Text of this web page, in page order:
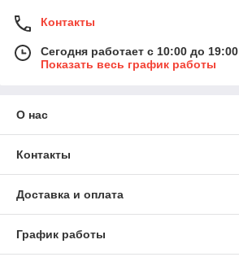
Контакты
Сегодня работает с 10:00 до 19:00
Показать весь график работы
О нас
Контакты
Доставка и оплата
График работы